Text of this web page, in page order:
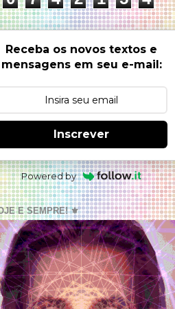
Receba os novos textos e
mensagens em seu e-mail:
Inscrever
Powered by
E SEMPRE! ⚜️